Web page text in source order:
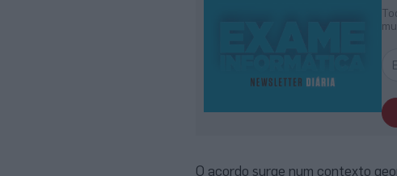
O acordo surge num contexto